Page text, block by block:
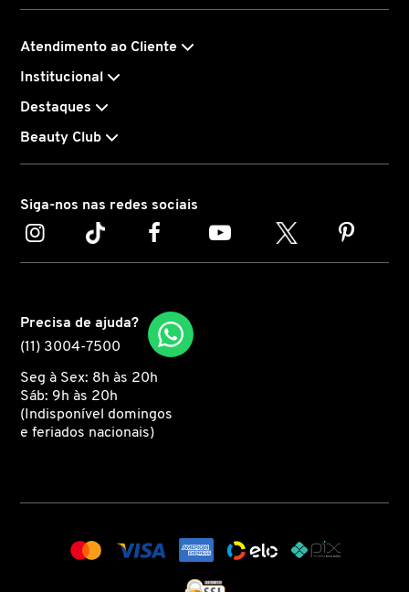
LOEWE
MAB - MARCO ANTONIO DE BIAGGI
MAC
MARC JACOBS
MARINA SMITH
MATRIX PROFESSIONAL
Atendimento ao Cliente
Institucional
Destaques
Beauty Club
Siga-nos nas redes sociais
Precisa de ajuda?
(11) 3004-7500
Seg à Sex: 8h às 20h
Sáb: 9h às 20h
(Indisponível domingos
e feriados nacionais)